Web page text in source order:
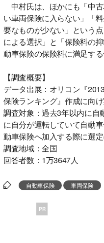
中村氏は、ほかにも「中
い車両保険に入らない」「
要なものが少ない」という
による選択」と「保険料の
動車保険の保険料に満足する
【調査概要】
データ出展：オリコン『
保険ランキング』作成に向
調査対象：過去3年以内に自
に自分が運転していて自動
動車保険へ加入する際に選
調査地域：全国
回答者数：1万3647人
自動車保険 車両保険
PR